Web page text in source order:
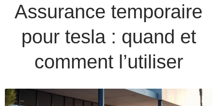
Assurance temporaire
pour tesla : quand et
comment l’utiliser